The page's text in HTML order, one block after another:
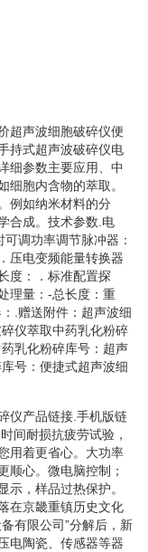
超声波细胞破碎仪便
持式超声波破碎仪电
细参数主要应用、中
细胞内含物的萃取。
例如纳米材料的分
合成。技术参数.电
调功率调节脉冲器：
压电变频能量转换器
度：．标准配置探
理量：-总长度：重
.赠送附件：超声波细
仪萃取中药乳化粉碎
乳化粉碎库号：超声
号：便捷式超声波细
仪产品链接.手机版链
间耐损抗疲劳试验，
用着更省心。大功率
顺心。微电脑控制；
示，样品过热保护。
在京畿重镇历史文化
有限公司”分解后，新
电陶瓷、传感器等器